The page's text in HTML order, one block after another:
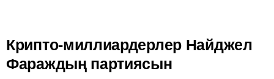
Крипто-миллиардерлер Найджел
Фараждың партиясын